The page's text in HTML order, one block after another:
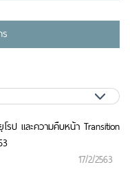
รป และความคืบหน้า Transition
17/2/2563